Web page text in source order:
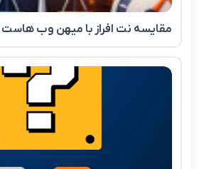
مقایسه نت‌ افراز با میهن وب